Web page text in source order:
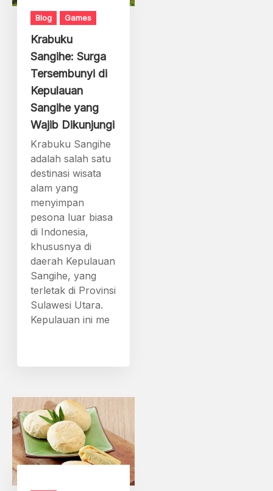
Blog Games
Krabuku
Sangihe: Surga
Tersembunyi di
Kepulauan
Sangihe yang
Wajib Dikunjungi
Krabuku Sangihe
adalah salah satu
destinasi wisata
alam yang
menyimpan
pesona luar biasa
di Indonesia,
khususnya di
daerah Kepulauan
Sangihe, yang
terletak di Provinsi
Sulawesi Utara.
Kepulauan ini me